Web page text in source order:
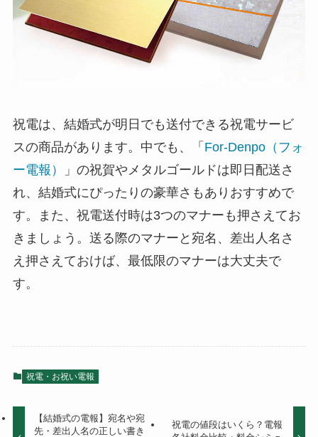
祝電は、結婚式が明日でも送付できる祝電サービ
スの商品があります。中でも、「 For-Denpo（フォ
ー電報）
」の祝賀やメタルゴールドは即日配送さ
れ、結婚式にぴったりの豪華さもありおすすめで
す。また、祝電送付時は3つのマナーも押さえてお
きましょう。送る際のマナーと宛名、差出人名さ
え押さえておけば、最低限のマナーは大丈夫で
す。
祝電・お祝い電報
【結婚式の電報】宛名や宛
先・差出人名の正しい書き
祝電の値段はいくら？電報